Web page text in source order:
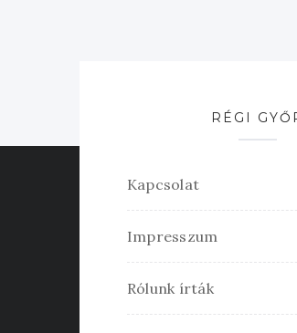
RÉGI
Kapcsolat
Impresszum
Rólunk írták